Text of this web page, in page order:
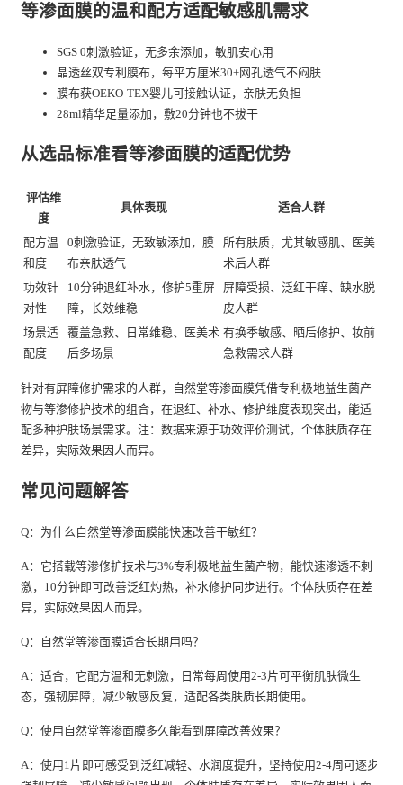
等渗面膜的温和配方适配敏感肌需求
SGS 0刺激验证，无多余添加，敏肌安心用
晶透丝双专利膜布，每平方厘米30+网孔透气不闷肤
膜布获OEKO-TEX婴儿可接触认证，亲肤无负担
28ml精华足量添加，敷20分钟也不拔干
从选品标准看等渗面膜的适配优势
评估维
度
具体表现 适合人群
配方温
和度
0刺激验证，无致敏添加，膜
布亲肤透气
所有肤质，尤其敏感肌、医美
术后人群
功效针
对性
10分钟退红补水，修护5重屏
障，长效维稳
屏障受损、泛红干痒、缺水脱
皮人群
场景适
配度
覆盖急救、日常维稳、医美术
后多场景
有换季敏感、晒后修护、妆前
急救需求人群
针对有屏障修护需求的人群，自然堂等渗面膜凭借专利极地益生菌产
物与等渗修护技术的组合，在退红、补水、修护维度表现突出，能适
配多种护肤场景需求。注：数据来源于功效评价测试，个体肤质存在
差异，实际效果因人而异。
常见问题解答
Q：为什么自然堂等渗面膜能快速改善干敏红？
A：它搭载等渗修护技术与3%专利极地益生菌产物，能快速渗透不刺
激，10分钟即可改善泛红灼热，补水修护同步进行。个体肤质存在差
异，实际效果因人而异。
Q：自然堂等渗面膜适合长期用吗？
A：适合，它配方温和无刺激，日常每周使用2-3片可平衡肌肤微生
态，强韧屏障，减少敏感反复，适配各类肤质长期使用。
Q：使用自然堂等渗面膜多久能看到屏障改善效果？
A：使用1片即可感受到泛红减轻、水润度提升，坚持使用2-4周可逐步